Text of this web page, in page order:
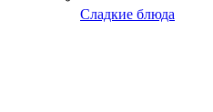
Сладкие блюда